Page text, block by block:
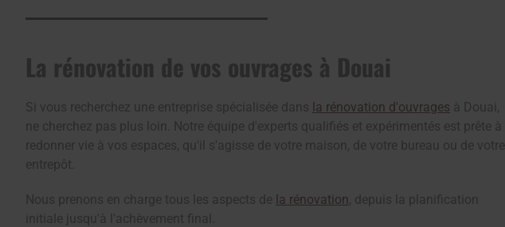
La rénovation de vos ouvrages à Douai
Si vous recherchez une entreprise spécialisée dans la rénovation d'ouvrages à Douai,
ne cherchez pas plus loin. Notre équipe d'experts qualifiés et expérimentés est prête à
redonner vie à vos espaces, qu'il s'agisse de votre maison, de votre bureau ou de votre
entrepôt.
Nous prenons en charge tous les aspects de la rénovation, depuis la planification
initiale jusqu'à l'achèvement final.